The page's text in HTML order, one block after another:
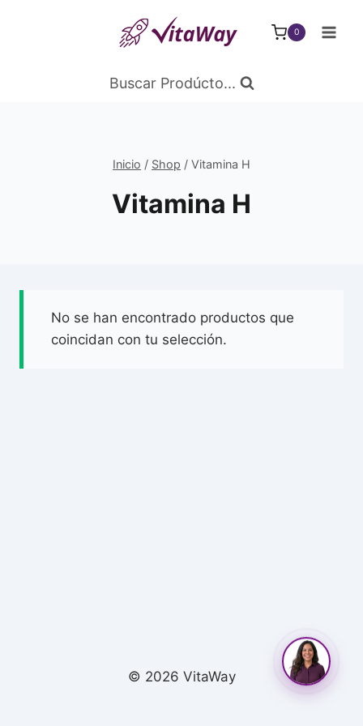
0
Buscar Prodúcto...
Inicio / Shop / Vitamina H
Vitamina H
No se han encontrado productos que
coincidan con tu selección.
© 2026 VitaWay